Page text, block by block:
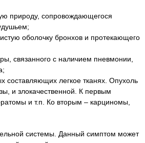
природу, сопровождающегося
оболочку бронхов и протекающего
связанного с наличием пневмонии,
составляющих легкое тканях. Опухоль
и злокачественной. К первым
и т.п. Ко вторым – карциномы,
системы. Данный симптом может